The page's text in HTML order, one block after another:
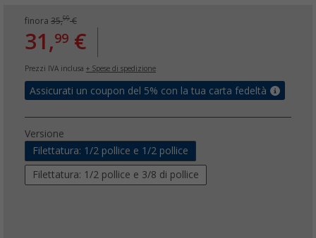
finora 35,99€
31,99 €
Prezzi IVA inclusa + Spese di spedizione
Assicurati un coupon del 5% con la tua carta fedeltà
Versione
Filettatura: 1/2 pollice e 1/2 pollice
Filettatura: 1/2 pollice e 3/8 di pollice